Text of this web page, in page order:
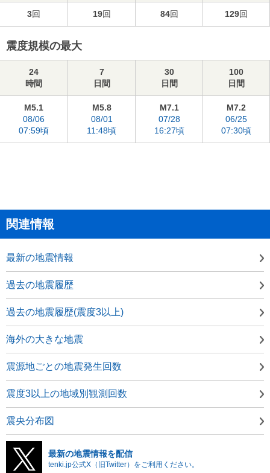
3回 19回 84回 129回
震度規模の最大
24
時間
7
日間
30
日間
100
日間
M5.1
08/06
07:59頃
M5.8
08/01
11:48頃
M7.1
07/28
16:27頃
M7.2
06/25
07:30頃
関連情報
最新の地震情報
過去の地震履歴
過去の地震履歴(震度3以上)
海外の大きな地震
震源地ごとの地震発生回数
震度3以上の地域別観測回数
震央分布図
最新の地震情報を配信
tenki.jp公式X（旧Twitter）をご利用ください。